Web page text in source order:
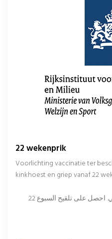
22 wekenprik
Voorlichting vaccinatie ter
kinkhoest en griep vanaf 22
على تلقيح السبوع 22